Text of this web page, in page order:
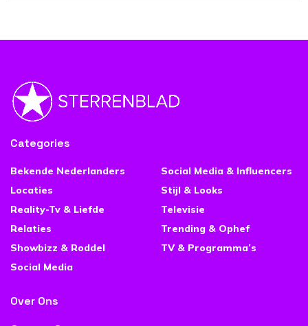
Categories
Bekende Nederlanders
Locaties
Reality-Tv & Liefde
Relaties
Showbizz & Roddel
Social Media
Social Media & Influencers
Stijl & Looks
Televisie
Trending & Ophef
TV & Programma’s
Over Ons